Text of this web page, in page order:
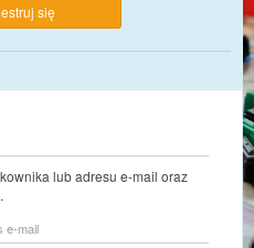
się
lub adresu e-mail oraz